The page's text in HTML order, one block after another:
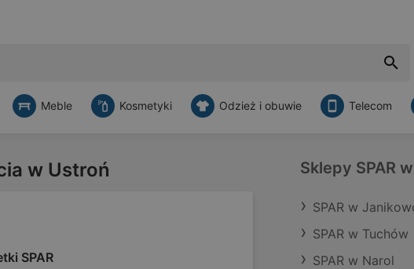
Meble Kosmetyki Odzież i obuwie Telecom
w Ustroń
SPAR
Sklepy SPAR
SPAR w
SPAR w Tuchów
SPAR w Narol